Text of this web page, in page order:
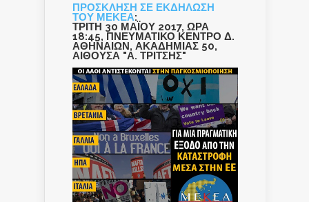
ΠΡΟΣΚΛΗΣΗ ΣΕ ΕΚΔΗΛΩΣΗ
ΤΟΥ ΜΕΚΕΑ:
ΤΡΙΤΗ 30 ΜΑΪΟΥ 2017, ΩΡΑ
18:45, ΠΝΕΥΜΑΤΙΚΟ ΚΕΝΤΡΟ Δ.
ΑΘΗΝΑΙΩΝ, ΑΚΑΔΗΜΙΑΣ 50,
ΑΙΘΟΥΣΑ "Α. ΤΡΙΤΣΗΣ"